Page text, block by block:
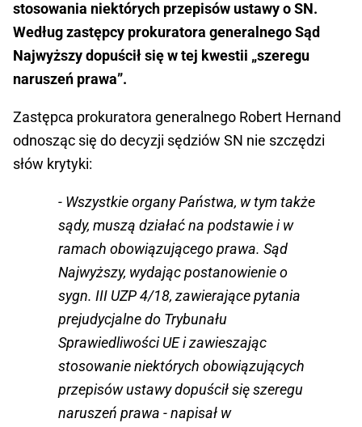
stosowania niektórych przepisów ustawy o SN.
Według zastępcy prokuratora generalnego Sąd
Najwyższy dopuścił się w tej kwestii „szeregu
naruszeń prawa”.
Zastępca prokuratora generalnego Robert Hernand
odnosząc się do decyzji sędziów SN nie szczędzi
słów krytyki:
- Wszystkie organy Państwa, w tym także
sądy, muszą działać na podstawie i w
ramach obowiązującego prawa. Sąd
Najwyższy, wydając postanowienie o
sygn. III UZP 4/18, zawierające pytania
prejudycjalne do Trybunału
Sprawiedliwości UE i zawieszając
stosowanie niektórych obowiązujących
przepisów ustawy dopuścił się szeregu
naruszeń prawa - napisał w